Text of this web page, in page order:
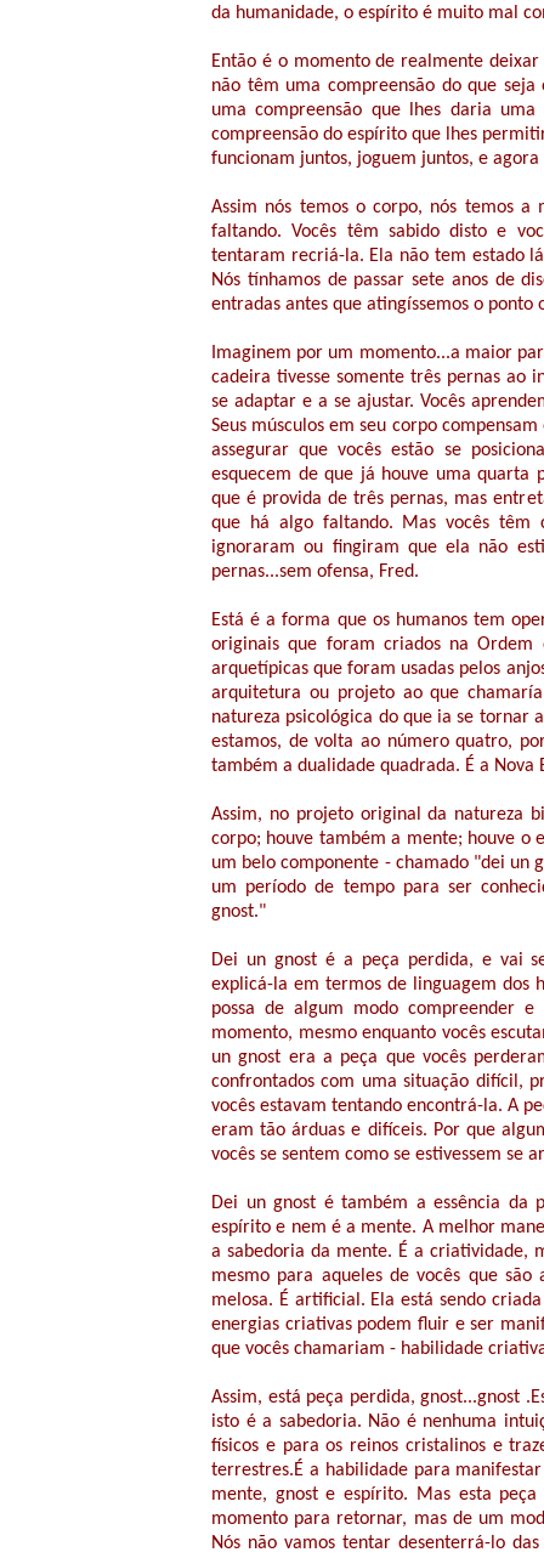
da humanidade, o espírito é muito mal
Então é o momento de realmente
não têm uma compreensão do que
uma compreensão que lhes daria
compreensão do espírito que lhes
funcionam juntos, joguem juntos, e
Assim nós temos o corpo, nós temos
faltando. Vocês têm sabido disto e
tentaram recriá-la. Ela não tem estado
Nós tínhamos de passar sete anos de
entradas antes que atingíssemos o
Imaginem por um momento...a maior
cadeira tivesse somente três pernas ao
se adaptar e a se ajustar. Vocês
Seus músculos em seu corpo
assegurar que vocês estão se
esquecem de que já houve uma quarta
que é provida de três pernas, mas
que há algo faltando. Mas vocês têm
ignoraram ou fingiram que ela não
pernas...sem ofensa, Fred.
Está é a forma que os humanos tem
originais que foram criados na Ordem
arquetípicas que foram usadas pelos
arquitetura ou projeto ao que
natureza psicológica do que ia se tornar
estamos, de volta ao número quatro,
também a dualidade quadrada. É a Nova
Assim, no projeto original da natureza
corpo; houve também a mente; houve o
um belo componente - chamado "dei un
um período de tempo para ser
gnost."
Dei un gnost é a peça perdida, e vai
explicá-la em termos de linguagem dos
possa de algum modo compreender
momento, mesmo enquanto vocês
un gnost era a peça que vocês
confrontados com uma situação difícil,
vocês estavam tentando encontrá-la. A
eram tão árduas e difíceis. Por que
vocês se sentem como se estivessem se
Dei un gnost é também a essência da
espírito e nem é a mente. A melhor
a sabedoria da mente. É a criatividade,
mesmo para aqueles de vocês que
melosa. É artificial. Ela está sendo
energias criativas podem fluir e ser
que vocês chamariam - habilidade
Assim, está peça perdida, gnost...gnost
isto é a sabedoria. Não é nenhuma
físicos e para os reinos cristalinos e
terrestres.É a habilidade para
mente, gnost e espírito. Mas esta
momento para retornar, mas de um
Nós não vamos tentar desenterrá-lo